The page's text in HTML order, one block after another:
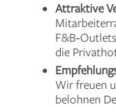
Attraktive
die
Wir freuen
belohnen